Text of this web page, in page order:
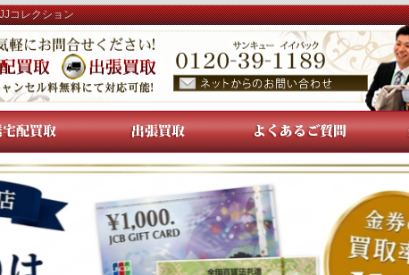
コレクション